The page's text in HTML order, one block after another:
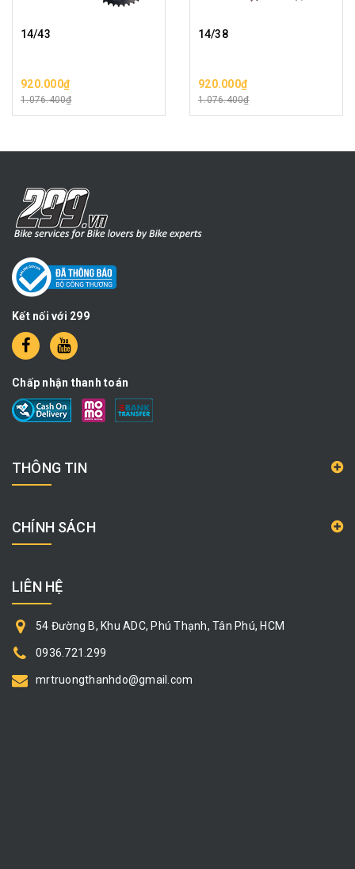
14/43
920.000₫
1.076.400₫
14/38
920.000₫
1.076.400₫
Kết nối với 299
Chấp nhận thanh toán
THÔNG TIN
CHÍNH SÁCH
LIÊN HỆ
54 Đường B, Khu ADC, Phú Thạnh, Tân Phú, HCM
0936.721.299
mrtruongthanhdo@gmail.com